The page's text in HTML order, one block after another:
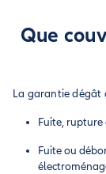
Que
La garantie dégât
Fuite,
Fuite ou